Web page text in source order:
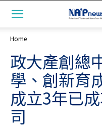
Home
政大產創總
學、創新
成立3年已
司